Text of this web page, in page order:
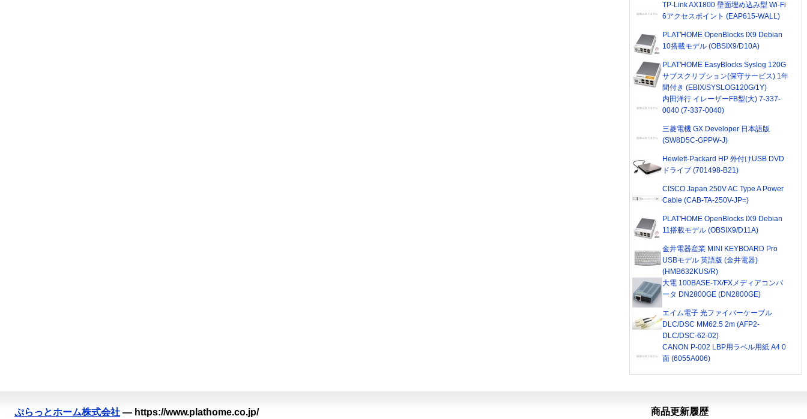
TP-Link AX1800 壁面埋め込み型 Wi-Fi
6アクセスポイント (EAP615-WALL)
PLAT'HOME OpenBlocks IX9 Debian
10搭載モデル (OBSIX9/D10A)
PLAT'HOME EasyBlocks Syslog 120G
サブスクリプション(保守サービス) 1年
間付き (EBIX/SYSLOG120G/1Y)
内田洋行 イレーザーFB型(大) 7-337-
0040 (7-337-0040)
三菱電機 GX Developer 日本語版
(SW8D5C-GPPW-J)
Hewlett-Packard HP 外付けUSB DVD
ドライブ (701498-B21)
CISCO Japan 250V AC Type A Power
Cable (CAB-TA-250V-JP=)
PLAT'HOME OpenBlocks IX9 Debian
11搭載モデル (OBSIX9/D11A)
金井電器産業 MINI KEYBOARD Pro
USBモデル 英語版 (金井電器)
(HMB632KUS/R)
大電 100BASE-TX/FXメディアコンバ
ータ DN2800GE (DN2800GE)
エイム電子 光ファイバーケーブル
DLC/DSC MM62.5 2m (AFP2-
DLC/DSC-62-02)
CANON P-002 LBP用ラベル用紙 A4 0
面 (6055A006)
ぷらっとホーム株式会社 — https://www.plathome.co.jp/
商品更新履歴